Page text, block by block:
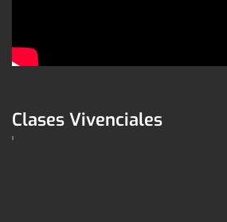
Clases Vivenciales